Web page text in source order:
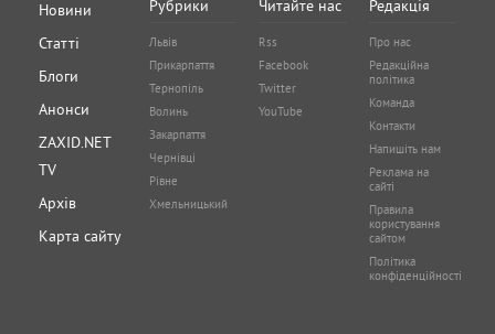
Новини
Статті
Блоги
Анонси
ZAXID.NET
TV
Архів
Карта сайту
Рубрики
Львів
Прикарпаття
Тернопіль
Волинь
Закарпаття
Чернівці
Рівне
Хмельницький
Читайте нас
Rss
Facebook
Twitter
YouTube
Редакція
Про нас
Редакційна
політика
Команда
Контакти
Напишіть нам
Реклама на
сайті
Правила
користування
сайтом
Політика
конфіденційності